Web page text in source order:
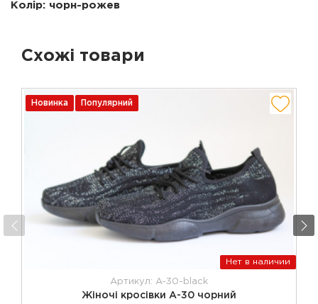
Колір: чорн-рожев
Схожі товари
Новинка Популярний
Нет в наличии
Артикул: A-30-black
Жіночі кросівки А-30 чорний